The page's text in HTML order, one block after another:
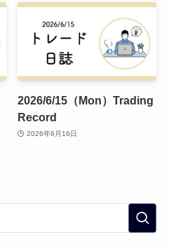
2026/6/15（Mon）Trading
Record
2026年6月16日